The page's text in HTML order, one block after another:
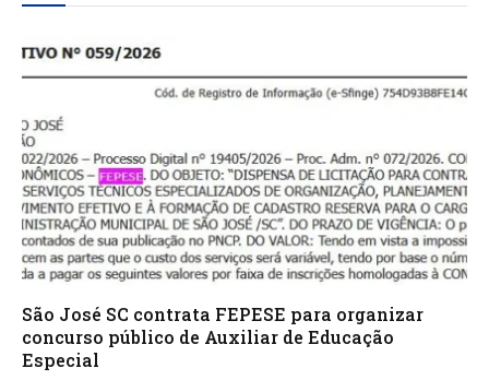
São José SC contrata FEPESE para organizar
concurso público de Auxiliar de Educação
Especial